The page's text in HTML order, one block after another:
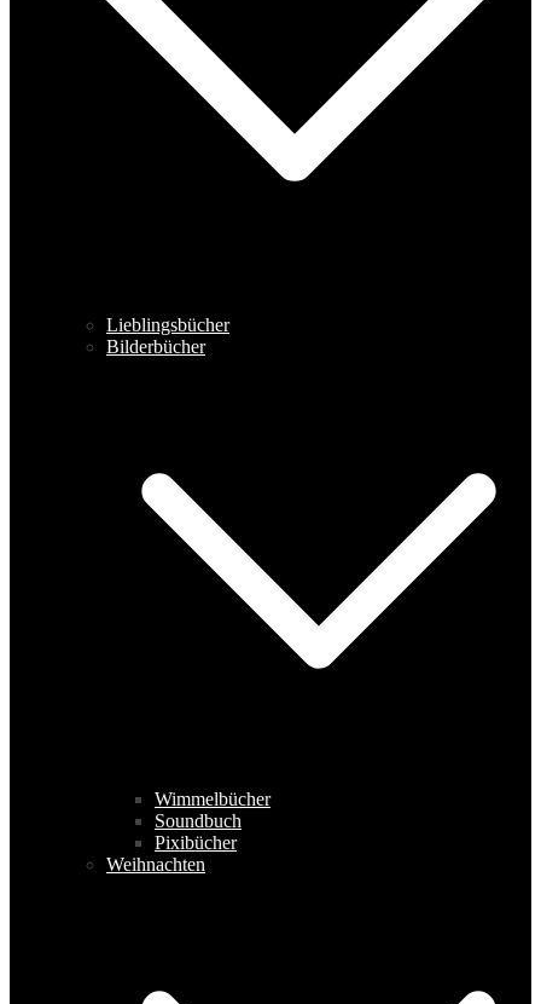
Lieblingsbücher
Bilderbücher
Wimmelbücher
Soundbuch
Pixibücher
Weihnachten